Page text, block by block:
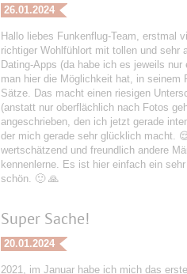
26.01.2024
Hallo liebes Funkenflug-Team, erstmal
richtiger Wohlfühlort mit tollen und sehr
Dating-Apps (da habe ich es jeweils
man hier die Möglichkeit hat, in seinem
Sätze. Das macht einen riesigen
(anstatt nur oberflächlich nach Fotos
angeschrieben, den ich jetzt gerade
der mich gerade sehr glücklich macht.
wertschätzend und freundlich andere
kennenlerne. Es ist hier einfach ein
schön. 🙂 🙏
Super Sache!
20.01.2024
2021, im Januar habe ich mich das